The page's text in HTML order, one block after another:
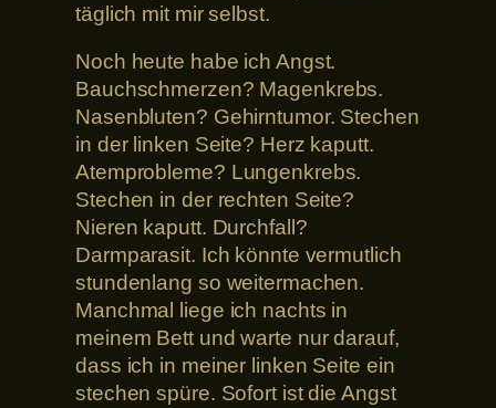
täglich mit mir selbst.
Noch heute habe ich Angst.
Bauchschmerzen? Magenkrebs.
Nasenbluten? Gehirntumor. Stechen
in der linken Seite? Herz kaputt.
Atemprobleme? Lungenkrebs.
Stechen in der rechten Seite?
Nieren kaputt. Durchfall?
Darmparasit. Ich könnte vermutlich
stundenlang so weitermachen.
Manchmal liege ich nachts in
meinem Bett und warte nur darauf,
dass ich in meiner linken Seite ein
stechen spüre. Sofort ist die Angst